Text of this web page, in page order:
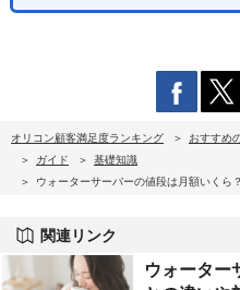
オリコン顧客満足度ランキング
おすすめ
ガイド
基礎知識
ウォーターサーバーの値段は月額いくら
関連リンク
ウォーター